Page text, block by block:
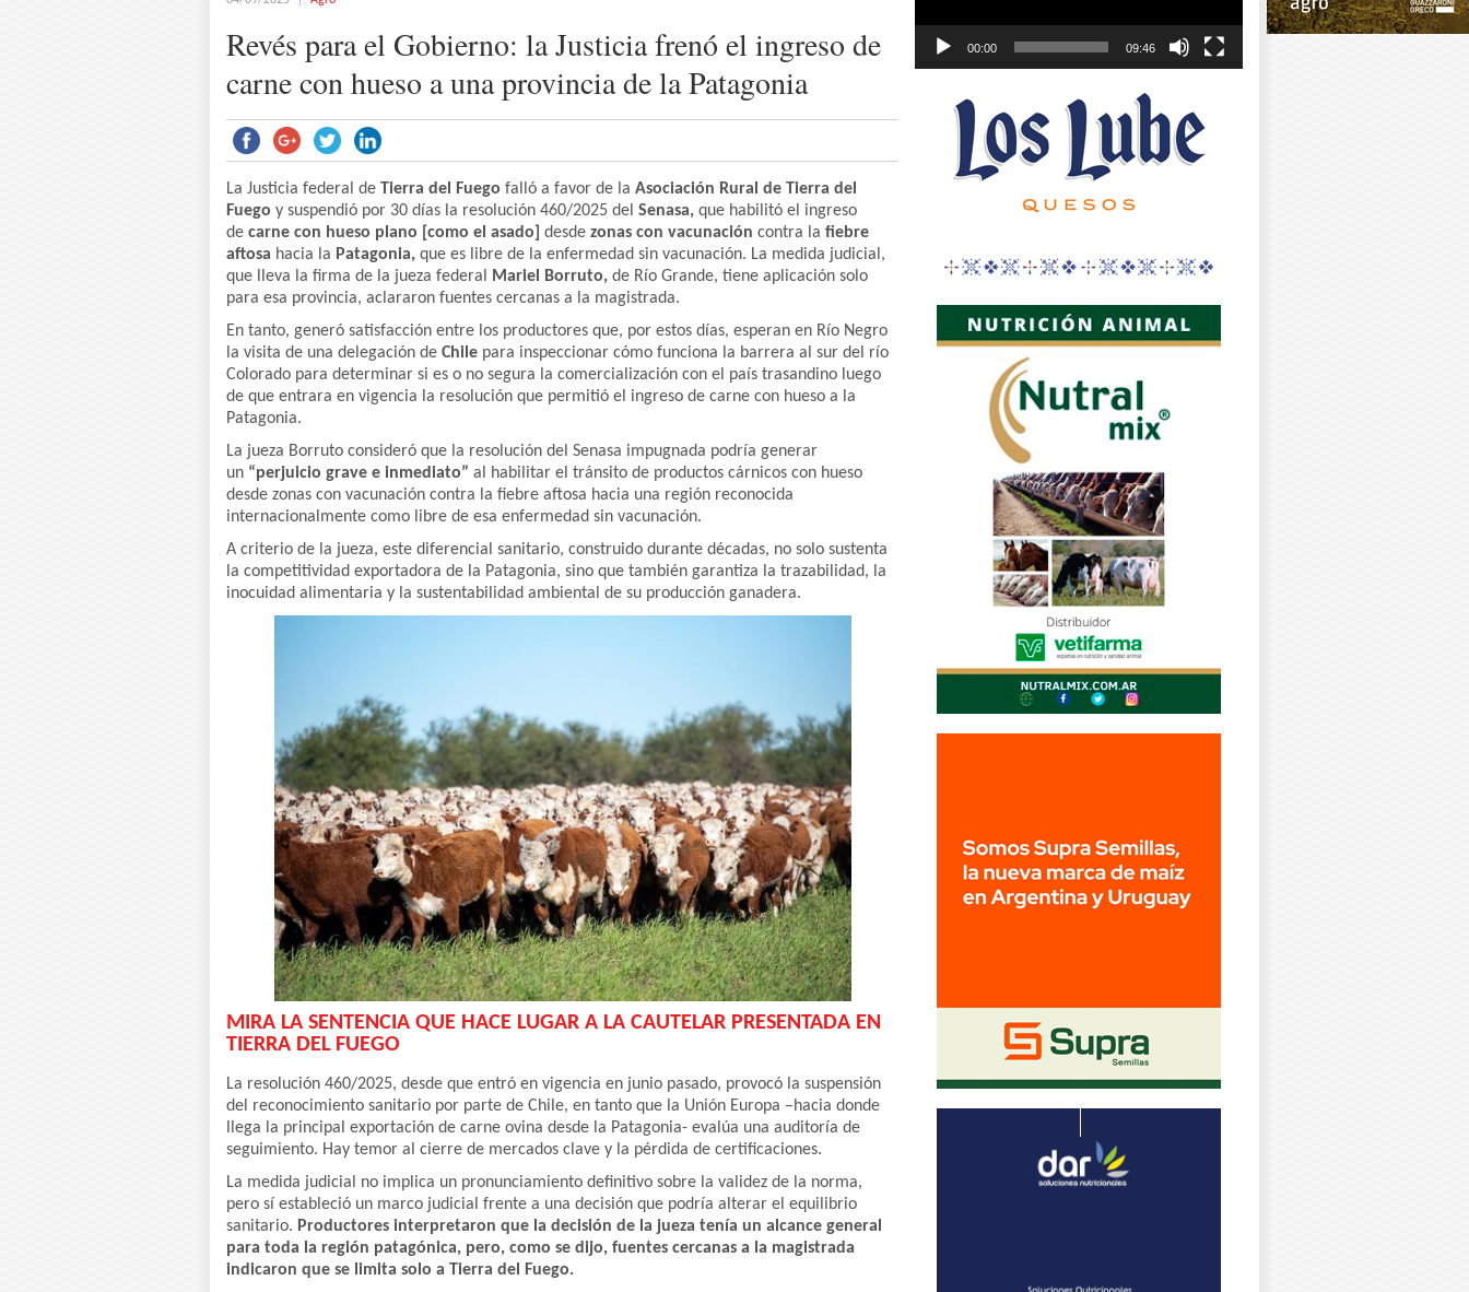
Revés para el Gobierno: la Justicia frenó el ingreso de
carne con hueso a una provincia de la Patagonia
La Justicia federal de Tierra del Fuego falló a favor de la Asociación Rural de Tierra del
Fuego y suspendió por 30 días la resolución 460/2025 del Senasa, que habilitó el ingreso
de carne con hueso plano [como el asado] desde zonas con vacunación contra la fiebre
aftosa hacia la Patagonia, que es libre de la enfermedad sin vacunación. La medida judicial,
que lleva la firma de la jueza federal
Mariel Borruto, de Río Grande, tiene aplicación solo
para esa provincia, aclararon fuentes cercanas a la magistrada.
En tanto, generó satisfacción entre los productores que, por estos días, esperan en Río Negro
la visita de una delegación de Chile para inspeccionar cómo funciona la barrera al sur del río
Colorado para determinar si es o no segura la comercialización con el país trasandino luego
de que entrara en vigencia la resolución que permitió el ingreso de carne con hueso a la
Patagonia.
La jueza Borruto consideró que la resolución del Senasa impugnada podría generar
un “perjuicio grave e inmediato” al habilitar el tránsito de productos cárnicos con hueso
desde zonas con vacunación contra la fiebre aftosa hacia una región reconocida
internacionalmente como libre de esa enfermedad sin vacunación.
A criterio de la jueza, este diferencial sanitario, construido durante décadas, no solo sustenta
la competitividad exportadora de la Patagonia, sino que también garantiza la trazabilidad, la
inocuidad alimentaria y la sustentabilidad ambiental de su producción ganadera.
MIRA LA SENTENCIA QUE HACE LUGAR A LA CAUTELAR PRESENTADA EN
TIERRA DEL FUEGO
La resolución 460/2025, desde que entró en vigencia en junio pasado, provocó la suspensión
del reconocimiento sanitario por parte de Chile, en tanto que la Unión Europa –hacia donde
llega la principal exportación de carne ovina desde la Patagonia- evalúa una auditoría de
seguimiento. Hay temor al cierre de mercados clave y la pérdida de certificaciones.
La medida judicial no implica un pronunciamiento definitivo sobre la validez de la norma,
pero sí estableció un marco judicial frente a una decisión que podría alterar el equilibrio
sanitario. Productores interpretaron que la decisión de la jueza tenía un alcance general
para toda la región patagónica, pero, como se dijo, fuentes cercanas a la magistrada
indicaron que se limita solo a Tierra del Fuego.
00:00 09:46